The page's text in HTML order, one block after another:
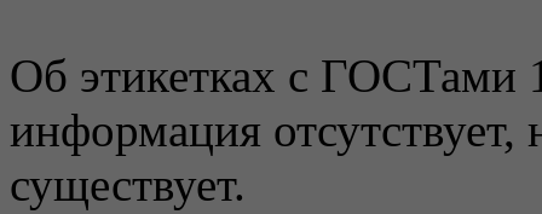
Об этикетках с ГОСТами
информация отсутствует,
существует.